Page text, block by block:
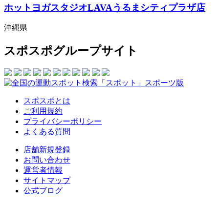
ホットヨガスタジオLAVAうるまシティプラザ店
沖縄県
スポスポグループサイト
スポスポとは
ご利用規約
プライバシーポリシー
よくある質問
店舗新規登録
お問い合わせ
運営者情報
サイトマップ
公式ブログ